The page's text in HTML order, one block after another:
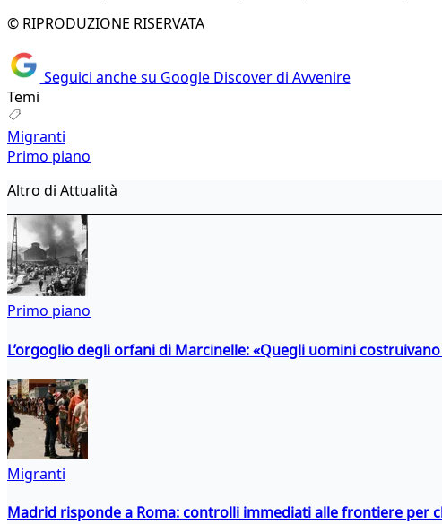
© RIPRODUZIONE RISERVATA
Seguici anche su Google Discover di Avvenire
Temi
Migranti
Primo piano
Altro di Attualità
Primo piano
L’orgoglio degli orfani di Marcinelle: «Quegli uomini costruivano
Migranti
Madrid risponde a Roma: controlli immediati alle frontiere per